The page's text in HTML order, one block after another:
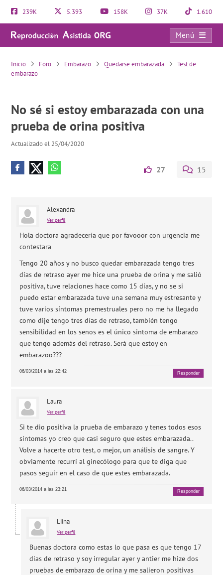
239K 5.393 158K 37K 1.610
Menú
No sé si estoy embarazada con una prueba de orina positiva
Inicio Foro Embarazo Quedarse embarazada
Test de
embarazo
No sé si estoy embarazada con una
prueba de orina positiva
Actualizado el 25/04/2020
27 15
Alexandra
Ver perfil
Hola doctora agradecería que por favooor con urgencia me
contestara
Tengo 20 años y no busco quedar embarazada tengo tres
días de retraso ayer me hice una prueba de orina y me salió
positiva, tuve relaciones hace como 15 días, y no se si
puedo estar embarazada tuve una semana muy estresante y
tuve varios síntomas premestruales pero no me ha llegado
como dije tengo tres días de retraso, también tengo
sensibilidad en los senos es el único sintoma de embarazo
que tengo además del retraso. Será que estoy en
embarazoo???
06/03/2014 a las 22:42 Responder
Laura
Ver perfil
Si te dio positiva la prueba de embarazo y tenes todos esos
síntomas yo creo que casi seguro que estes embarazada..
Volve a hacerte otro test, o mejor, un análisis de sangre. Y
obviamente recurrí al ginecólogo para que te diga que
pasos seguir en el caso de que estes embarazada.
06/03/2014 a las 23:21 Responder
Liina
Ver perfil
Buenas doctora como estas lo que pasa es que tengo 17
dias de retraso y soy irregular ayer y antier me hize dos
pruebas de embarazo de orina y me salieron positivas